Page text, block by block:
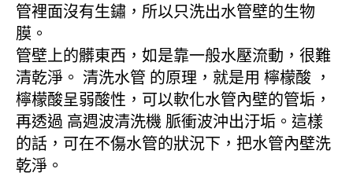
管裡面沒有生鏽，所以只洗出水管壁的生物
膜。
管壁上的髒東西，如是靠一般水壓流動，很難
清乾淨。 清洗水管 的原理，就是用 檸檬酸 ，
檸檬酸呈弱酸性，可以軟化水管內壁的管垢，
再透過 高週波清洗機 脈衝波沖出汙垢。這樣
的話，可在不傷水管的狀況下，把水管內壁洗
乾淨。